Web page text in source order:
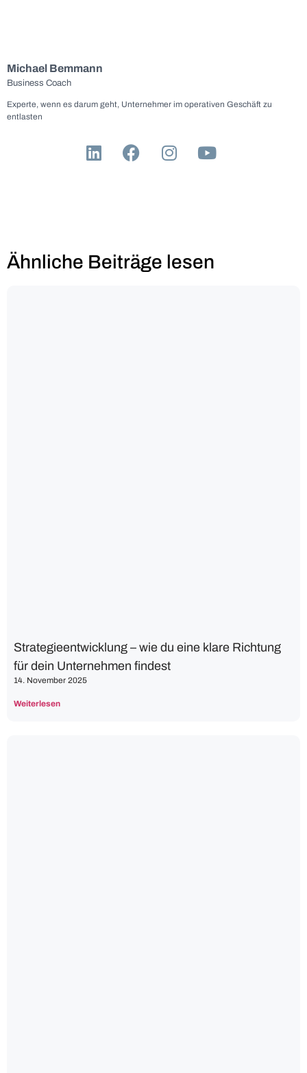
Michael Bemmann
Business Coach
Experte, wenn es darum geht, Unternehmer im operativen Geschäft zu
entlasten
Ähnliche Beiträge lesen
Strategieentwicklung – wie du eine klare Richtung
für dein Unternehmen findest
14. November 2025
Weiterlesen